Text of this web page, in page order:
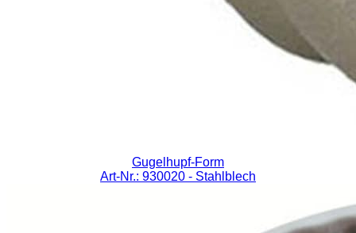
Gugelhupf-Form
Art-Nr.: 930020 - Stahlblech